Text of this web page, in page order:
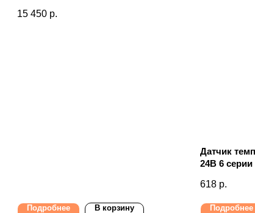
15 450 р.
Подробнее В корзину
Датчик
24В 6 серии
618 р.
Подробнее